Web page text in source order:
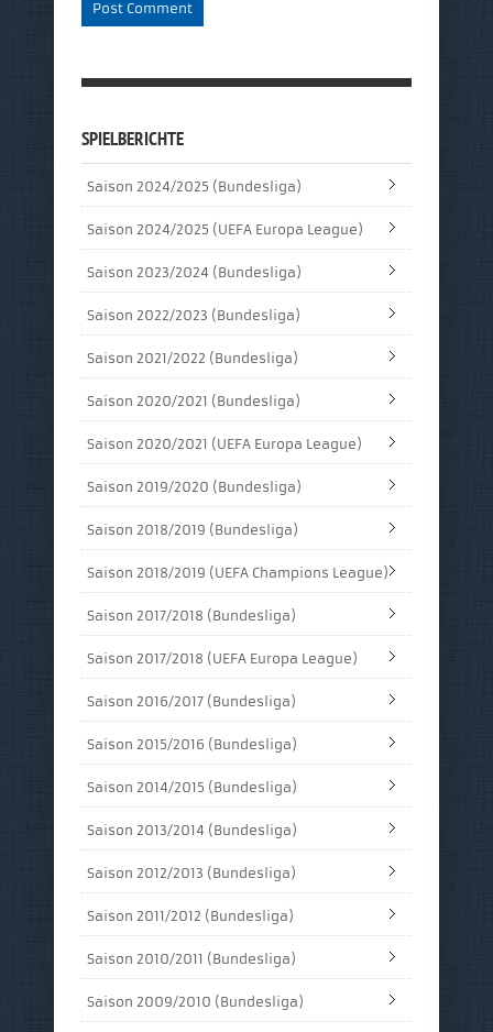
SPIELBERICHTE
Saison 2024/2025 (Bundesliga)
Saison 2024/2025 (UEFA Europa League)
Saison 2023/2024 (Bundesliga)
Saison 2022/2023 (Bundesliga)
Saison 2021/2022 (Bundesliga)
Saison 2020/2021 (Bundesliga)
Saison 2020/2021 (UEFA Europa League)
Saison 2019/2020 (Bundesliga)
Saison 2018/2019 (Bundesliga)
Saison 2018/2019 (UEFA Champions League)
Saison 2017/2018 (Bundesliga)
Saison 2017/2018 (UEFA Europa League)
Saison 2016/2017 (Bundesliga)
Saison 2015/2016 (Bundesliga)
Saison 2014/2015 (Bundesliga)
Saison 2013/2014 (Bundesliga)
Saison 2012/2013 (Bundesliga)
Saison 2011/2012 (Bundesliga)
Saison 2010/2011 (Bundesliga)
Saison 2009/2010 (Bundesliga)